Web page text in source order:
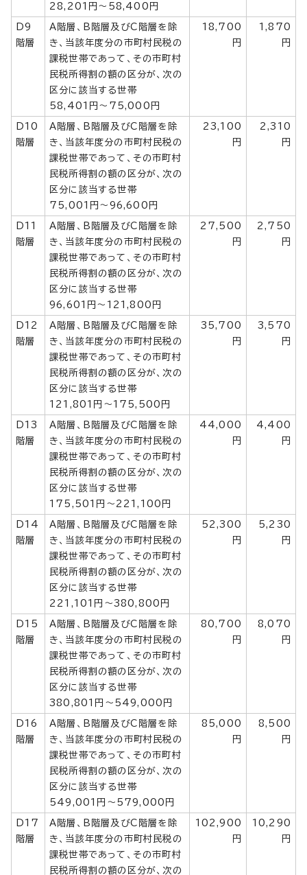
28,201円～58,400円
D9
階層
A階層、B階層及びC階層を除
き、当該年度分の市町村民税の
課税世帯であって、その市町村
民税所得割の額の区分が、次の
区分に該当する世帯
58,401円～75,000円
18,700
円
1,870
円
D10
階層
A階層、B階層及びC階層を除
き、当該年度分の市町村民税の
課税世帯であって、その市町村
民税所得割の額の区分が、次の
区分に該当する世帯
75,001円～96,600円
23,100
円
2,310
円
D11
階層
A階層、B階層及びC階層を除
き、当該年度分の市町村民税の
課税世帯であって、その市町村
民税所得割の額の区分が、次の
区分に該当する世帯
96,601円～121,800円
27,500
円
2,750
円
D12
階層
A階層、B階層及びC階層を除
き、当該年度分の市町村民税の
課税世帯であって、その市町村
民税所得割の額の区分が、次の
区分に該当する世帯
121,801円～175,500円
35,700
円
3,570
円
D13
階層
A階層、B階層及びC階層を除
き、当該年度分の市町村民税の
課税世帯であって、その市町村
民税所得割の額の区分が、次の
区分に該当する世帯
175,501円～221,100円
44,000
円
4,400
円
D14
階層
A階層、B階層及びC階層を除
き、当該年度分の市町村民税の
課税世帯であって、その市町村
民税所得割の額の区分が、次の
区分に該当する世帯
221,101円～380,800円
52,300
円
5,230
円
D15
階層
A階層、B階層及びC階層を除
き、当該年度分の市町村民税の
課税世帯であって、その市町村
民税所得割の額の区分が、次の
区分に該当する世帯
380,801円～549,000円
80,700
円
8,070
円
D16
階層
A階層、B階層及びC階層を除
き、当該年度分の市町村民税の
課税世帯であって、その市町村
民税所得割の額の区分が、次の
区分に該当する世帯
549,001円～579,000円
85,000
円
8,500
円
D17
階層
A階層、B階層及びC階層を除
き、当該年度分の市町村民税の
課税世帯であって、その市町村
民税所得割の額の区分が、次の
102,900
円
10,290
円